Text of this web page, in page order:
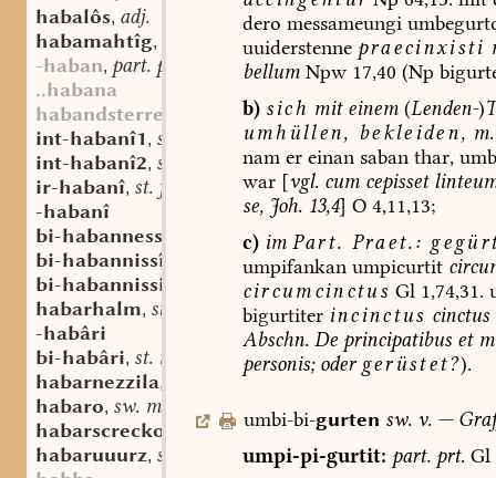
habalôs, adj.
habamahtîg,
-haban, part. prt.
..habana
habandsterre
int-habanî1, st. f.
int-habanî2, st. f.
ir-habanî, st. f.
-habanî
bi-habannessi
bi-habannissî
bi-habannissida
habarhalm, st. m.
-habâri
bi-habâri, st. m.
habarnezzila,
habaro, sw. m.
habarscrecko
sw. m.
habaruuurz, st. f.
dero messameungi
uuiderstenne praecinxisti
bellumNpw17,40 (Np
b) sich miteinem (Lenden-)
umhüllen, bekleiden, m.
namereinansabanthar,
war[vgl.cumcepisset
se,Joh.13,4] O4,11,13;
c) im Part. Praet.:
umpifankan umpicurtit
circumcinctus Gl 1,74,31.
bigurtiter incinctus cinctus
Abschn.Deprincipatibuset
personis; oder gerüstet?).
umbi-bi-gurten sw. v. —
umpi-pi-gurtit: part.prt.Gl